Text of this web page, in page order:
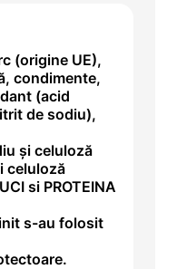
(origine UE),
condimente,
(acid
de sodiu),
și celuloză
celuloză
si PROTEINA
s-au folosit